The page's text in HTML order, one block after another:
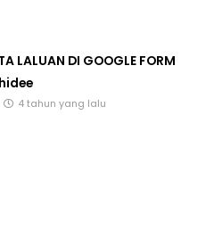
LALUAN DI GOOGLE FORM
4 tahun yang lalu